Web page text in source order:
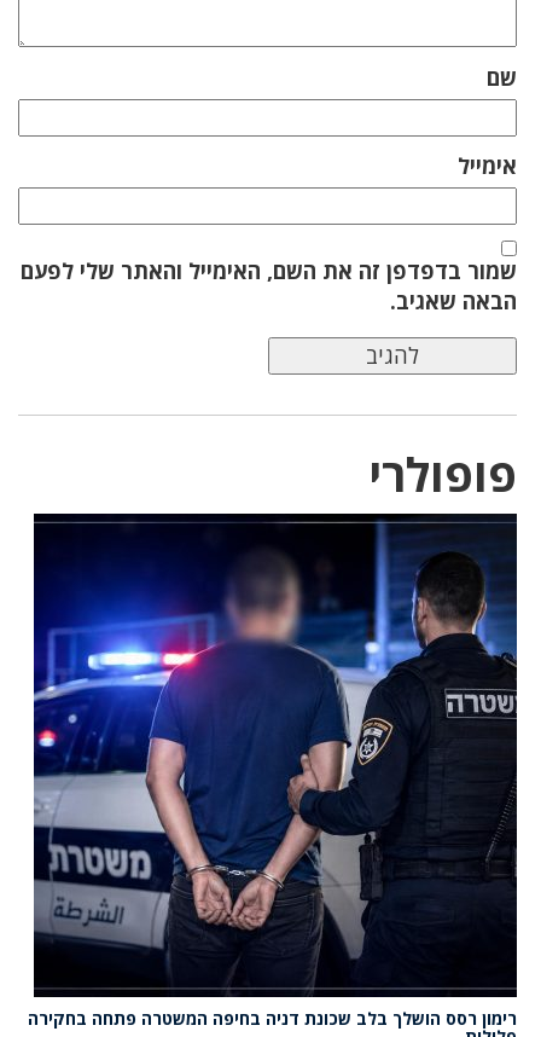
שם
אימייל
שמור בדפדפן זה את השם, האימייל והאתר שלי לפעם
הבאה שאגיב.
פופולרי
רימון רסס הושלך בלב שכונת דניה בחיפה המשטרה פתחה בחקירה